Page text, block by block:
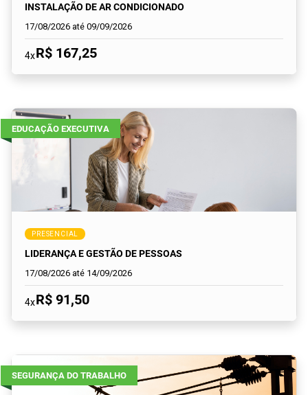
INSTALAÇÃO DE AR CONDICIONADO
17/08/2026 até 09/09/2026
4xR$ 167,25
EDUCAÇÃO EXECUTIVA
PRESENCIAL
LIDERANÇA E GESTÃO DE PESSOAS
17/08/2026 até 14/09/2026
4xR$ 91,50
SEGURANÇA DO TRABALHO